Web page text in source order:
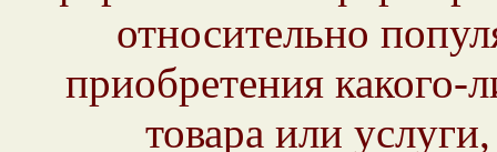
относительно
приобретения какого-
товара или